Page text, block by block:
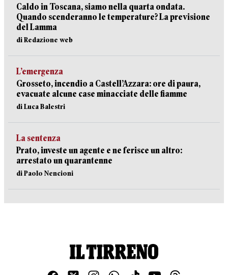
Caldo in Toscana, siamo nella quarta ondata.
Quando scenderanno le temperature? La previsione
del Lamma
di Redazione web
L’emergenza
Grosseto, incendio a Castell’Azzara: ore di paura,
evacuate alcune case minacciate delle fiamme
di Luca Balestri
La sentenza
Prato, investe un agente e ne ferisce un altro:
arrestato un quarantenne
di Paolo Nencioni